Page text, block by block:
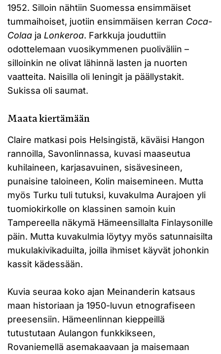
1952. Silloin nähtiin Suomessa ensimmäiset
tummaihoiset, juotiin ensimmäisen kerran Coca-
Colaa ja Lonkeroa. Farkkuja jouduttiin
odottelemaan vuosikymmenen puoliväliin –
silloinkin ne olivat lähinnä lasten ja nuorten
vaatteita. Naisilla oli leningit ja päällystakit.
Sukissa oli saumat.
Maata kiertämään
Claire matkasi pois Helsingistä, käväisi Hangon
rannoilla, Savonlinnassa, kuvasi maaseutua
kuhilaineen, karjasavuinen, sisävesineen,
punaisine taloineen, Kolin maisemineen. Mutta
myös Turku tuli tutuksi, kuvakulma Aurajoen yli
tuomiokirkolle on klassinen samoin kuin
Tampereella näkymä Hämeensillalta Finlaysonille
päin. Mutta kuvakulmia löytyy myös satunnaisilta
mukulakivikaduilta, joilla ihmiset käyvät johonkin
kassit kädessään.
Kuvia seuraa koko ajan Meinanderin katsaus
maan historiaan ja 1950-luvun etnografiseen
preesensiin. Hämeenlinnan kieppeillä
tutustutaan Aulangon funkkikseen,
Rovaniemellä asemakaavaan ja maisemaan